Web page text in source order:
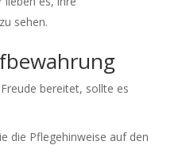
sehen.
bereitet, sollte es
die Pflegehinweise auf den